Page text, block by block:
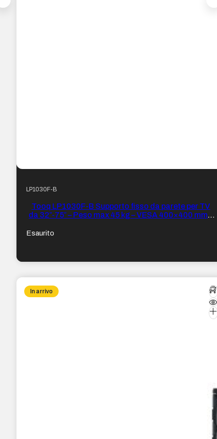
LP1030F-B
Tooq LP1030F-B Supporto fisso da parete per TV
da 32″-75″ – Peso max 45 kg – VESA 400×400 mm –
Esaurito
In arrivo